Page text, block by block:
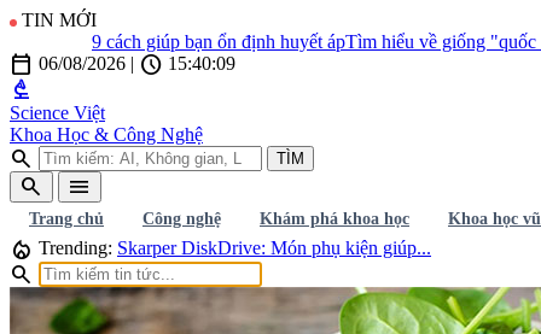
TIN MỚI
9 cách giúp bạn ổn định huyết ápTìm hiểu về giống "quốc
calendar_today 06/08/2026 | schedule 15:40:11
biotech
Science Việt
Khoa Học & Công Nghệ
search TÌM
search menu
Trang chủ Công nghệ Khám phá khoa học Khoa học
local_fire_department Trending: Skarper DiskDrive: Món phụ kiện giúp...
search